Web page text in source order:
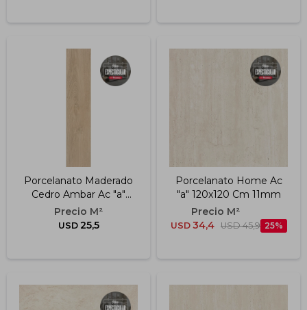
Porcelanato Maderado
Cedro Ambar Ac "a"
19x90 Cm
USD 25,5
Porcelanato Home Ac
"a" 120x120 Cm 11mm
USD 34,4 USD 45,9 25